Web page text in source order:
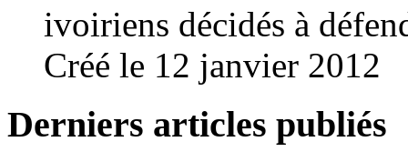
ivoiriens décidés à
Créé le 12 janvier 2012
Derniers articles publiés